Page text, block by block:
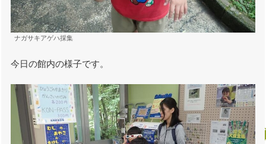
ナガサキアゲハ採集
今日の館内の様子です。